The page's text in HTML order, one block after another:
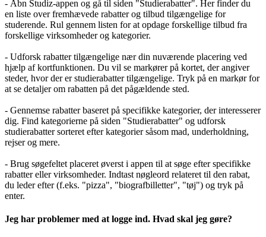
- Åbn Studiz-appen og gå til siden "Studierabatter". Her finder du
en liste over fremhævede rabatter og tilbud tilgængelige for
studerende. Rul gennem listen for at opdage forskellige tilbud fra
forskellige virksomheder og kategorier.
- Udforsk rabatter tilgængelige nær din nuværende placering ved
hjælp af kortfunktionen. Du vil se markører på kortet, der angiver
steder, hvor der er studierabatter tilgængelige. Tryk på en markør for
at se detaljer om rabatten på det pågældende sted.
- Gennemse rabatter baseret på specifikke kategorier, der interesserer
dig. Find kategorierne på siden "Studierabatter" og udforsk
studierabatter sorteret efter kategorier såsom mad, underholdning,
rejser og mere.
- Brug søgefeltet placeret øverst i appen til at søge efter specifikke
rabatter eller virksomheder. Indtast nøgleord relateret til den rabat,
du leder efter (f.eks. "pizza", "biografbilletter", "tøj") og tryk på
enter.
Jeg har problemer med at logge ind. Hvad skal jeg gøre?